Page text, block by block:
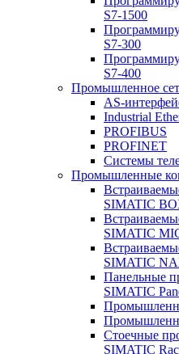
S7-1500
S7-300
S7-400
Промышленное
AS-
Industrial
PROFIBUS
PROFINET
Системы
Промышленные
SIMATIC
SIMATIC
SIMATIC
Панельные
SIMATIC
Стоечные
SIMATIC